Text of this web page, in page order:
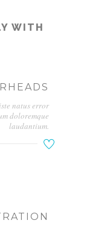
WITH
natus error
doloremque
laudantium.